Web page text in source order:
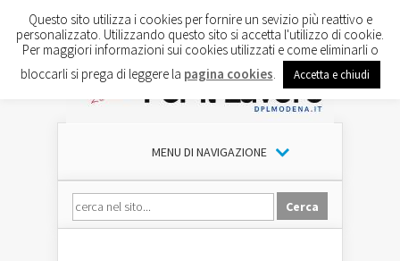
MENU DI NAVIGAZIONE
Questo sito utilizza i cookies per fornire un sevizio più reattivo e
personalizzato. Utilizzando questo sito si accetta l'utilizzo di cookie.
Per maggiori informazioni sui cookies utilizzati e come eliminarli o
bloccarli si prega di leggere la pagina cookies Accetta e chiudi